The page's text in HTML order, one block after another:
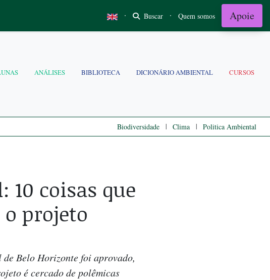
· Buscar · Quem somos Apoie
ANÁLISES BIBLIOTECA DICIONÁRIO AMBIENTAL CURSOS
Biodiversidade | Clima | Politica Ambiental
10 coisas que
o projeto
Belo Horizonte foi aprovado,
é cercado de polêmicas